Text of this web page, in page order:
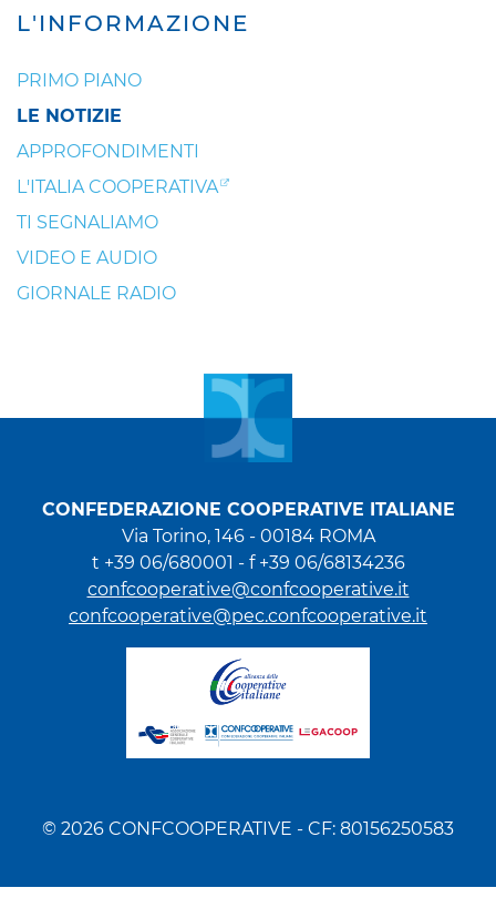
L'INFORMAZIONE
PRIMO PIANO
LE NOTIZIE
APPROFONDIMENTI
L'ITALIA COOPERATIVA
TI SEGNALIAMO
VIDEO E AUDIO
GIORNALE RADIO
CONFEDERAZIONE COOPERATIVE ITALIANE
Via Torino, 146 - 00184 ROMA
t +39 06/680001 - f +39 06/68134236
confcooperative@confcooperative.it
confcooperative@pec.confcooperative.it
© 2026 CONFCOOPERATIVE - CF: 80156250583